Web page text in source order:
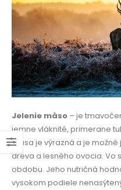
Jelenie mäso – je
jemne vláknité, primerane
mäsa je výrazná a je
dreva a lesného ovocia. Vo
obdobu. Jeho nutričná
vysokom podiele